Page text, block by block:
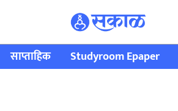
साप्ताहिक Studyroom Epaper